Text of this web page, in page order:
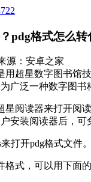
pdg格式怎么
源：安卓之家
用超星数字图书馆
广泛一种数字图书
星阅读器来打开阅
安装阅读器后，
打开pdg格式文件
式，可以用下面的